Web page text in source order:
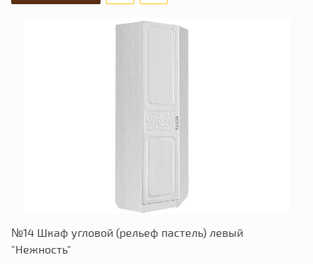
№14 Шкаф угловой (рельеф пастель) левый
"Нежность"